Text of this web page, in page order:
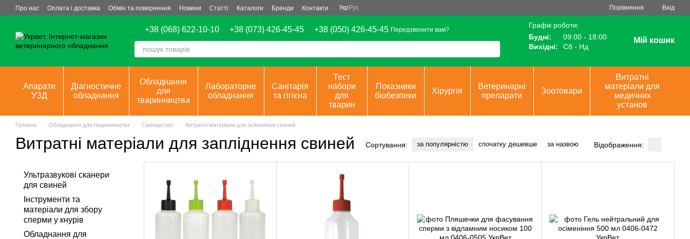
Перейти до основного контенту
Про нас Оплата і доставка Обмін та повернення Новини Статті Каталоги Бренди Контакти Укр Рус Порівняння Вхід
+38 (068) 622-10-10 +38 (073) 426-45-45 +38 (050) 426-45-45 Передзвонити вам?
Графік роботи:
Будні:
09:00 - 18:00
Вихідні:
Сб - Нд
Мій кошик
Апарати
УЗД
Діагностичне
обладнання
Обладнання
для
тваринництва
Лабораторне
обладнання
Санітарія
та гігієна
Тест
набори
для
тварин
Показники
біобезпеки
Хірургія
Ветеринарні
препарати
Зоотовари
Витратні
матеріали для
медичних
установ
Головна Обладнання для тваринництва Свинарство Витратні матеріали для осіменіння свиней
Витратні матеріали для запліднення свиней Сортування: за популярністю спочатку дешевше за назвою Відображення:
Ультразвукові сканери
для свиней
Інструменти та
матеріали для збору
сперми у кнурів
Обладнання для